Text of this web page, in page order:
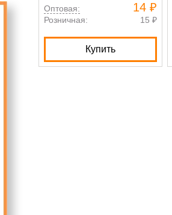
Оптовая: 14 ₽
Розничная: 15 ₽
Купить